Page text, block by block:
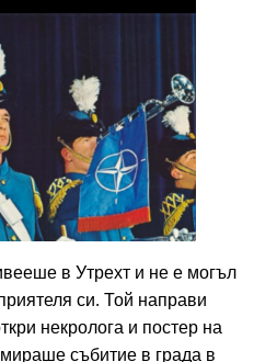
в Утрехт и не е могъл
си. Той направи
некролога и постер на
събитие в града в